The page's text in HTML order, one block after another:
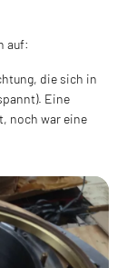
auf:
die sich in
Eine
noch war eine